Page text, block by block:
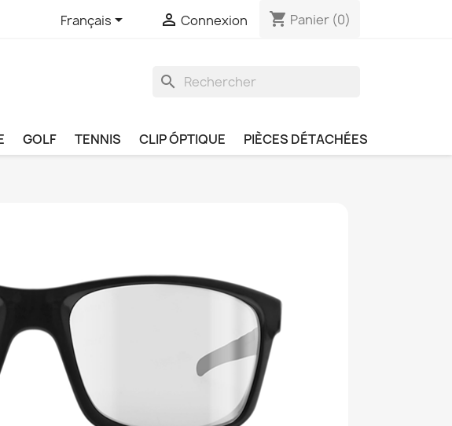
Français  Connexion shopping_cart Panier (0)
search
GOLF TENNIS CLIP ÓPTIQUE PIÈCES DÉTACHÉES